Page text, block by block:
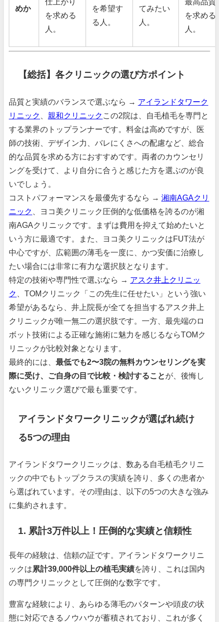
めか
を求める
人。
を希望す
る人。
てみたい
人。
を求める
人。
【総括】各クリニックの選び方ポイント
品質と実績のバランスで選ぶなら → アイランドタワーク
リニック
親和クリニック この2院は、自毛植毛を専門と
する業界のトップランナーです。料金は高めですが、医
師の技術、デザイン力、バレにくさへの配慮など、総合
的な品質を求める方におすすめです。両者のカウンセリ
ングを受けて、より自分に合うと感じた方を選ぶのが良
いでしょう。
コストパフォーマンスを最優先するなら → 湘南AGAクリ
ニック
、ヨコ美クリニック圧倒的な低価格を誇るのが湘
南AGAクリニックです。まずは費用を抑えて始めたいと
いう方に最適です。また、ヨコ美クリニックはFUT法が
中心ですが、広範囲の薄毛を一度に、かつ安価に治療し
たい場合には非常に有力な選択肢となります。
特定の技術や専門性で選ぶなら → アスク井上クリニッ
ク
、TOMクリニック「この先生に任せたい」という強い
希望があるなら、井上院長が全てを担当するアスク井上
クリニックが唯一無二の選択肢です。一方、最先端のロ
ボット技術による正確な施術に魅力を感じるならTOMク
リニックが比較対象となります。
最終的には、 最低でも2〜3院の無料カウンセリングを実
際に受け、ご自身の目で比較・検討することが、後悔し
ないクリニック選びで最も重要です。
アイランドタワークリニックが選ばれ続け
る5つの理由
アイランドタワークリニックは、数ある自毛植毛クリニ
ックの中でもトップクラスの実績を誇り、多くの患者か
ら選ばれています。その理由は、以下の5つの大きな強み
に集約されます。
1. 累計3万件以上！圧倒的な実績と信頼性
長年の経験は、信頼の証です。アイランドタワークリニ
ックは累計39,000件以上の植毛実績を誇り、これは国内
の専門クリニックとして圧倒的な数字です。
豊富な経験により、あらゆる薄毛のパターンや頭皮の状
態に対応できるノウハウが蓄積されており、これが多く